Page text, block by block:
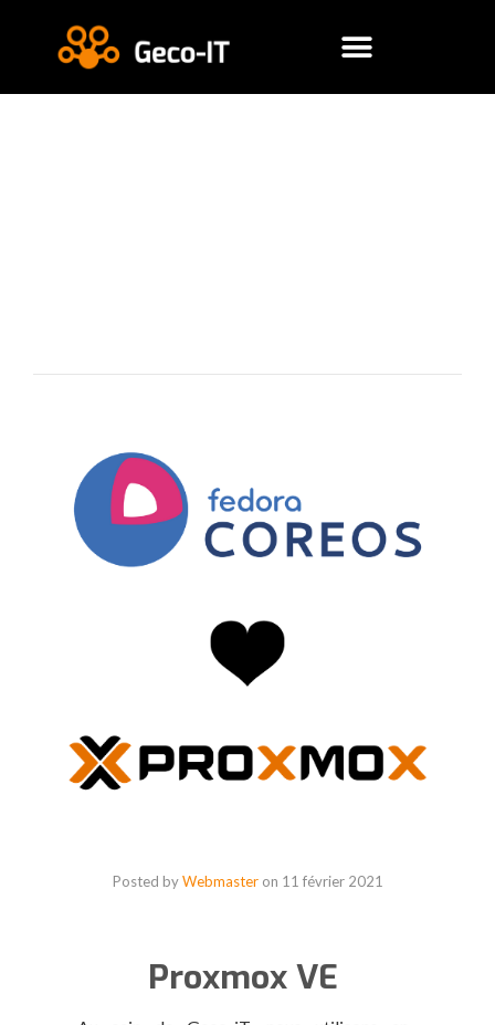
Posted byWebmaster on 11 février 2021
Proxmox VE